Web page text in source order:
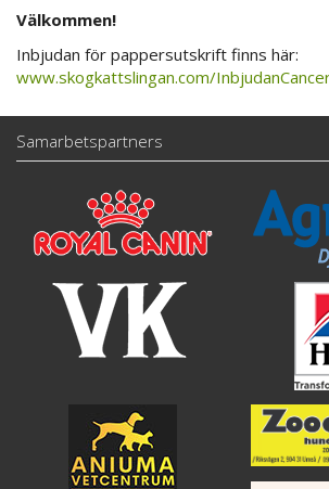
Välkommen!
Inbjudan för pappersutskrift finns här:
www.skogkattslingan.com/
Samarbetspartners